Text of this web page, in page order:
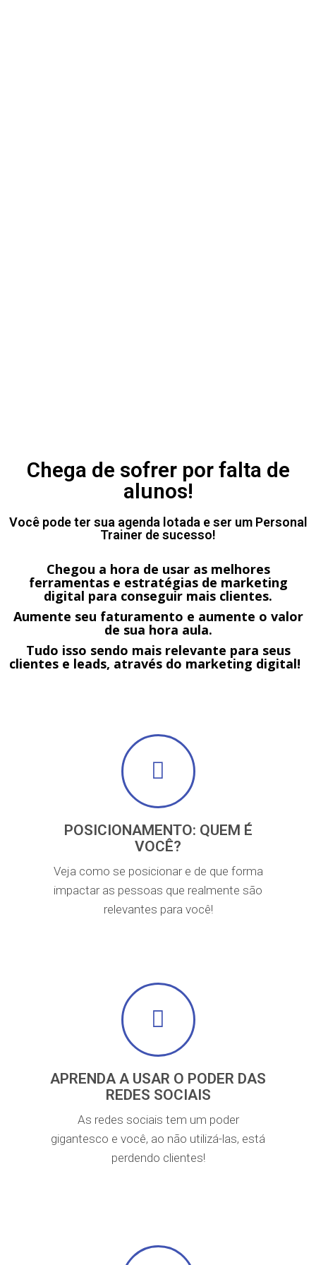
Chega de sofrer por falta de
alunos!
Você pode ter sua agenda lotada e ser um Personal
Trainer de sucesso!
Chegou a hora de usar as melhores
ferramentas e estratégias de marketing
digital para conseguir mais clientes.
Aumente seu faturamento e aumente o valor
de sua hora aula.
Tudo isso sendo mais relevante para seus
clientes e leads, através do marketing digital!
POSICIONAMENTO: QUEM É
VOCÊ?
Veja como se posicionar e de que forma
impactar as pessoas que realmente são
relevantes para você!
APRENDA A USAR O PODER DAS
REDES SOCIAIS
As redes sociais tem um poder
gigantesco e você, ao não utilizá-las, está
perdendo clientes!